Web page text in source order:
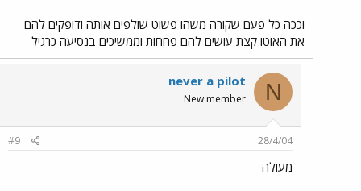
וככה כל פעם שקורה משהו פשוט שולפים אותה ודופקים להם
את האוטו קצת עושים להם פחחות וממשיכים בנסיעה כרגיל
N
never a pilot
New member
28/4/04
#9
מעולה